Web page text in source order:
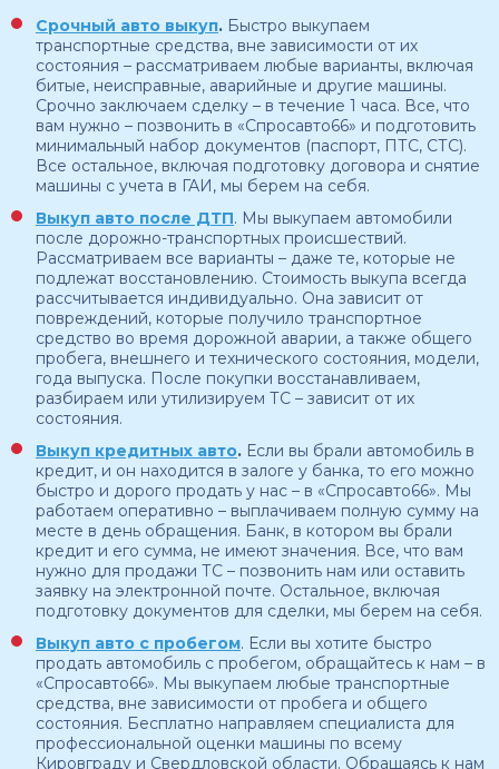
Срочный авто выкуп. Быстро выкупаем
транспортные средства, вне зависимости от их
состояния – рассматриваем любые варианты, включая
битые, неисправные, аварийные и другие машины.
Срочно заключаем сделку – в течение 1 часа. Все, что
вам нужно – позвонить в «Спросавто66» и подготовить
минимальный набор документов (паспорт, ПТС, СТС).
Все остальное, включая подготовку договора и снятие
машины с учета в ГАИ, мы берем на себя.
Выкуп авто после ДТП. Мы выкупаем автомобили
после дорожно-транспортных происшествий.
Рассматриваем все варианты – даже те, которые не
подлежат восстановлению. Стоимость выкупа всегда
рассчитывается индивидуально. Она зависит от
повреждений, которые получило транспортное
средство во время дорожной аварии, а также общего
пробега, внешнего и технического состояния, модели,
года выпуска. После покупки восстанавливаем,
разбираем или утилизируем ТС – зависит от их
состояния.
Выкуп кредитных авто. Если вы брали автомобиль в
кредит, и он находится в залоге у банка, то его можно
быстро и дорого продать у нас – в «Спросавто66». Мы
работаем оперативно – выплачиваем полную сумму на
месте в день обращения. Банк, в котором вы брали
кредит и его сумма, не имеют значения. Все, что вам
нужно для продажи ТС – позвонить нам или оставить
заявку на электронной почте. Остальное, включая
подготовку документов для сделки, мы берем на себя.
Выкуп авто с пробегом. Если вы хотите быстро
продать автомобиль с пробегом, обращайтесь к нам – в
«Спросавто66». Мы выкупаем любые транспортные
средства, вне зависимости от пробега и общего
состояния. Бесплатно направляем специалиста для
профессиональной оценки машины по всему
Кировграду и Свердловской области. Обращаясь к нам